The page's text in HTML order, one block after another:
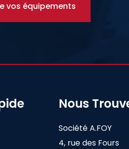
vos équipements
Nous
Société A.FOY
4, rue des Fours